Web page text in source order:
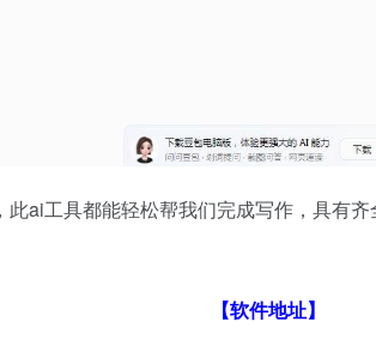
ai工具都能轻松帮我们完成写作，具有
【软件地址】